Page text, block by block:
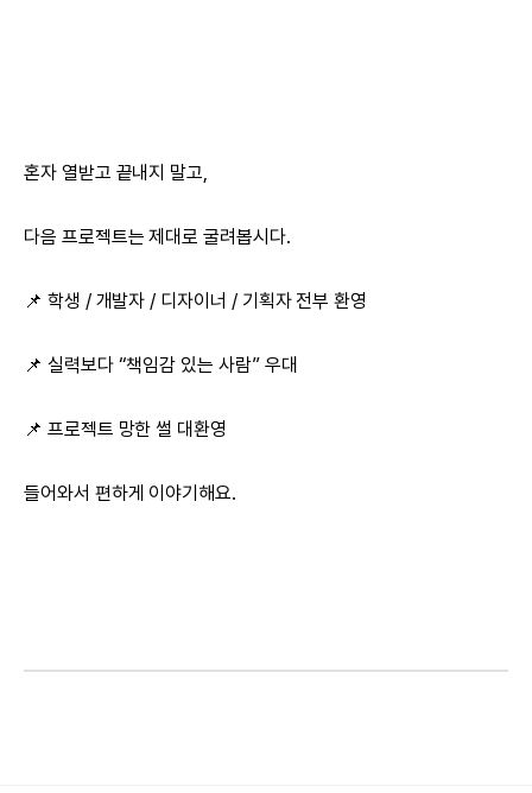
혼자 열받고 끝내지 말고,
다음 프로젝트는 제대로 굴려봅시다.
📌 학생 / 개발자 / 디자이너 / 기획자 전부 환영
📌 실력보다 “책임감 있는 사람” 우대
📌 프로젝트 망한 썰 대환영
들어와서 편하게 이야기해요.